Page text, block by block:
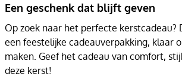
Een geschenk dat blijft geven
Op zoek naar het perfecte kerstcadeau?
een feestelijke cadeauverpakking, klaar
maken. Geef het cadeau van comfort,
deze kerst!